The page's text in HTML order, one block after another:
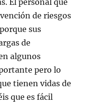
El personal que
de riesgos
sus
de
algunos
pero lo
tienen vidas de
que es fácil